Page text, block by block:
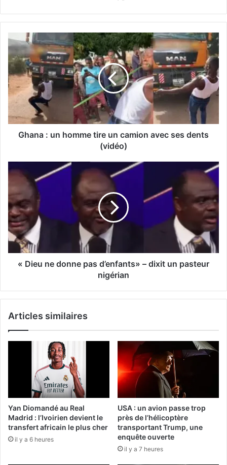
Ghana : un homme tire un camion avec ses dents
(vidéo)
« Dieu ne donne pas d’enfants» – dixit un pasteur
nigérian
Articles similaires
Yan Diomandé au Real
Madrid : l’Ivoirien devient le
transfert africain le plus cher
il y a 6 heures
USA : un avion passe trop
près de l’hélicoptère
transportant Trump, une
enquête ouverte
il y a 7 heures